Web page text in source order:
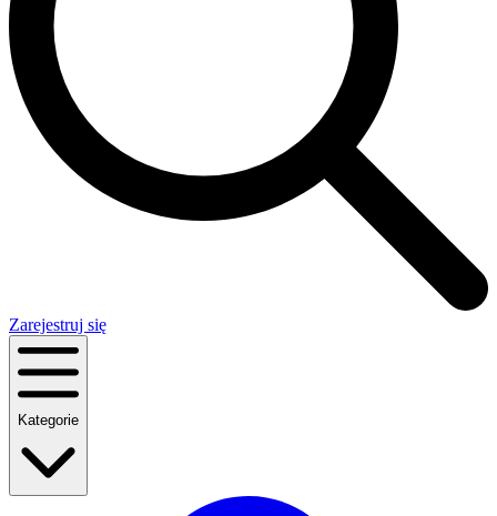
Zarejestruj się
Kategorie